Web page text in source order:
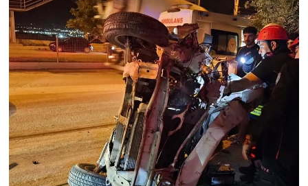
SEÇİM 2014
KİM KİMDİR
ÇEK GÖNDER
KİTAP
HEDEF2020
OTOMOBİL